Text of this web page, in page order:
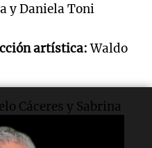
y Daniela Toni
artística:Waldo
Cáceres y Sabrina